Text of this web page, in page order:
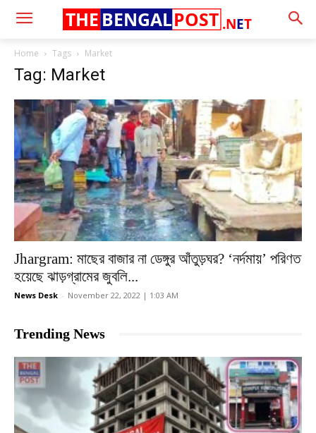
.NET
THE BENGALPOST
Home Tags Market
Tag: Market
Jhargram: মাছের বাজার না ডেঙ্গুর আঁতুড়ঘর? ‘নর্দমায়’ পরিণত
হয়েছে ঝাড়গ্রামের জুবলি...
News Desk - November 22, 2022 | 1:03 AM
Trending News